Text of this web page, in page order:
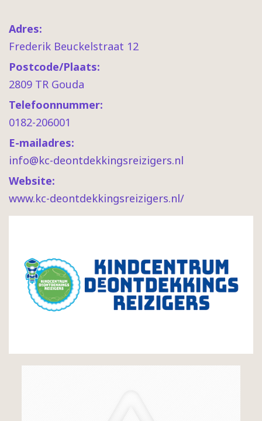
Adres:
Frederik Beuckelstraat 12
Postcode/Plaats:
2809 TR Gouda
Telefoonnummer:
0182-206001
E-mailadres:
info@kc-deontdekkingsreizigers.nl
Website:
www.kc-deontdekkingsreizigers.nl/